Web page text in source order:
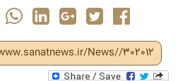
News//302012